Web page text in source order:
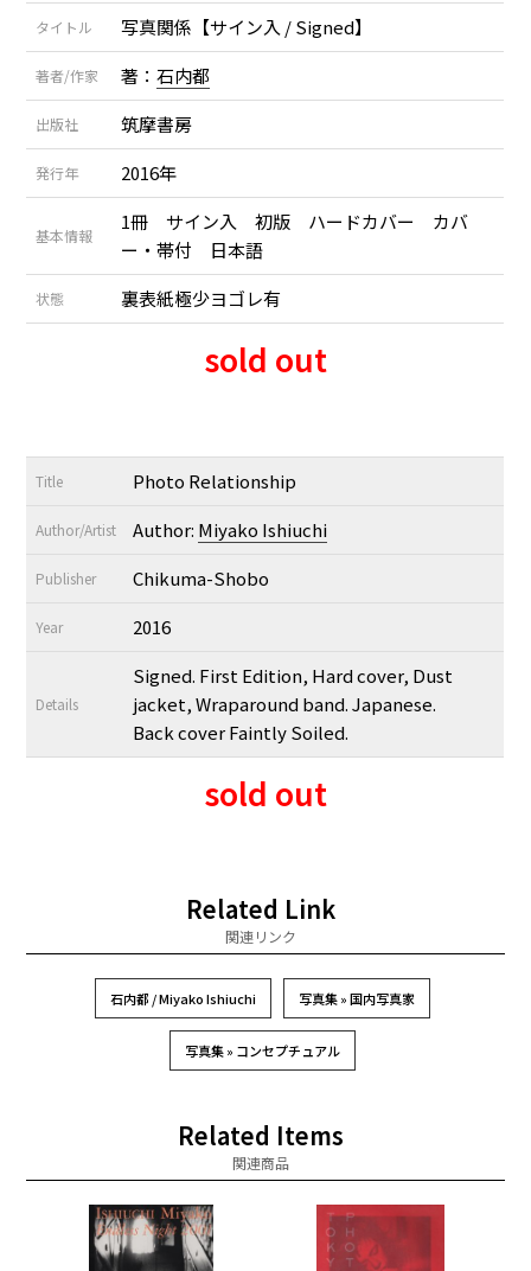
タイトル 写真関係【サイン入 / Signed】
著者/作家 著：石内都
出版社 筑摩書房
発行年 2016年
基本情報
1冊 サイン入 初版 ハードカバー カバ
ー・帯付 日本語
状態 裏表紙極少ヨゴレ有
sold out
Title Photo Relationship
Author/Artist Author: Miyako Ishiuchi
Publisher Chikuma-Shobo
Year 2016
Details
Signed. First Edition, Hard cover, Dust
jacket, Wraparound band. Japanese.
Back cover Faintly Soiled.
sold out
Related Link
関連リンク
石内都 / Miyako Ishiuchi 写真集 » 国内写真家
写真集 » コンセプチュアル
Related Items
関連商品